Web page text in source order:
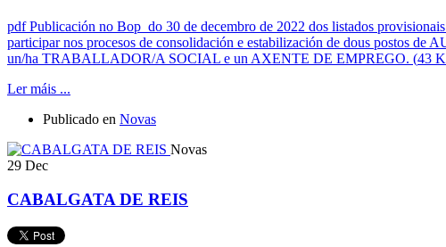
pdfPublicación no Bop do 30 de decembro de 2022 dos listados
participar nos procesos de consolidación e estabilización de dous postos
un/ha TRABALLADOR/A SOCIAL e un AXENTE DE EMPREGO. (43
Ler máis ...
Publicado en Novas
Novas
29 Dec
CABALGATA DE REIS